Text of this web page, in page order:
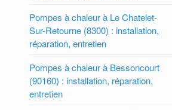
Pompes à chaleur à Le Chatelet-
Sur-Retourne (8300) : installation,
réparation, entretien
Pompes à chaleur à Bessoncourt
(90160) : installation, réparation,
entretien